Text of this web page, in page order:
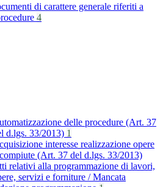
di carattere generale riferiti a
4
delle procedure (Art. 37
d.lgs. 33/2013) 1
interesse realizzazione opere
(Art. 37 del d.lgs. 33/2013)
relativi alla programmazione di lavori,
servizi e forniture / Mancata